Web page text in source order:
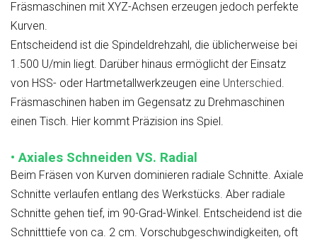
Fräsmaschinen mit XYZ-Achsen erzeugen jedoch perfekte
Kurven.
Entscheidend ist die Spindeldrehzahl, die üblicherweise bei
1.500 U/min liegt. Darüber hinaus ermöglicht der Einsatz
von HSS- oder Hartmetallwerkzeugen eine Unterschied.
Fräsmaschinen haben im Gegensatz zu Drehmaschinen
einen Tisch. Hier kommt Präzision ins Spiel.
• Axiales Schneiden VS. Radial
Beim Fräsen von Kurven dominieren radiale Schnitte. Axiale
Schnitte verlaufen entlang des Werkstücks. Aber radiale
Schnitte gehen tief, im 90-Grad-Winkel. Entscheidend ist die
Schnitttiefe von ca. 2 cm. Vorschubgeschwindigkeiten, oft